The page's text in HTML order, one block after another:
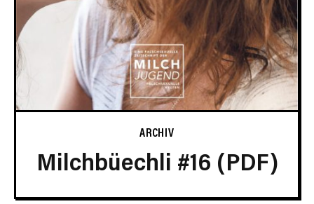
ARCHIV
Milchbüechli #16 (PDF)